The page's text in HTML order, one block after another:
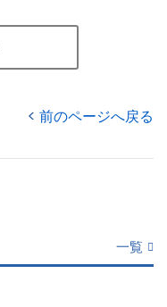
前のページへ戻る
一覧